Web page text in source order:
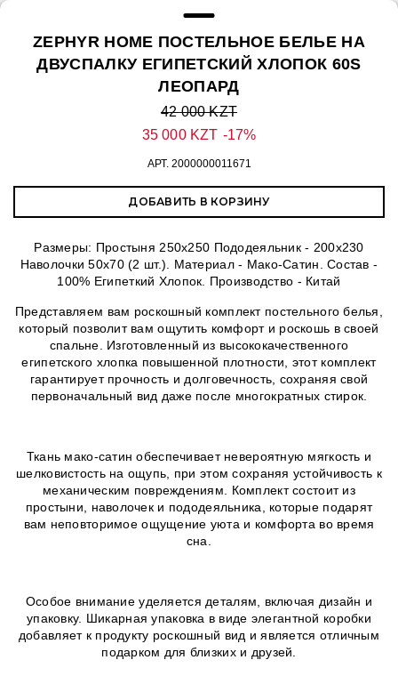
ZEPHYR HOME ПОСТЕЛЬНОЕ БЕЛЬЕ НА
ДВУСПАЛКУ ЕГИПЕТСКИЙ ХЛОПОК 60S
ЛЕОПАРД
42 000 KZT
35 000 KZT -17%
АРТ. 2000000011671
ДОБАВИТЬ В КОРЗИНУ
Размеры: Простыня 250х250 Пододеяльник - 200х230
Наволочки 50х70 (2 шт.). Материал - Мако-Сатин. Состав -
100% Египеткий Хлопок. Производство - Китай
Представляем вам роскошный комплект постельного белья,
который позволит вам ощутить комфорт и роскошь в своей
спальне. Изготовленный из высококачественного
египетского хлопка повышенной плотности, этот комплект
гарантирует прочность и долговечность, сохраняя свой
первоначальный вид даже после многократных стирок.
Ткань мако-сатин обеспечивает невероятную мягкость и
шелковистость на ощупь, при этом сохраняя устойчивость к
механическим повреждениям. Комплект состоит из
простыни, наволочек и пододеяльника, которые подарят
вам неповторимое ощущение уюта и комфорта во время
сна.
Особое внимание уделяется деталям, включая дизайн и
упаковку. Шикарная упаковка в виде элегантной коробки
добавляет к продукту роскошный вид и является отличным
подарком для близких и друзей.